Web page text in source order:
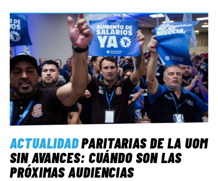
ACTUALIDADPARITARIAS DE LA UOM
SIN AVANCES: CUÁNDO SON LAS
PRÓXIMAS AUDIENCIAS